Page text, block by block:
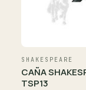
SHAKESPEARE
CAÑA
TSP13